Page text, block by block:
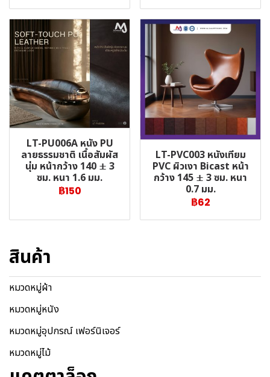
LT-PU006A หนัง PU
ลายธรรมชาติ เนื้อสัมผัส
นุ่ม หน้ากว้าง 140 ± 3
ซม. หนา 1.6 มม.
฿150
LT-PVC003 หนังเทียม
PVC ผิวเงา Bicast หน้า
กว้าง 145 ± 3 ซม. หนา
0.7 มม.
฿62
สินค้า
หมวดหมู่ผ้า
หมวดหมู่หนัง
หมวดหมู่อุปกรณ์ เฟอร์นิเจอร์
หมวดหมู่ไม้